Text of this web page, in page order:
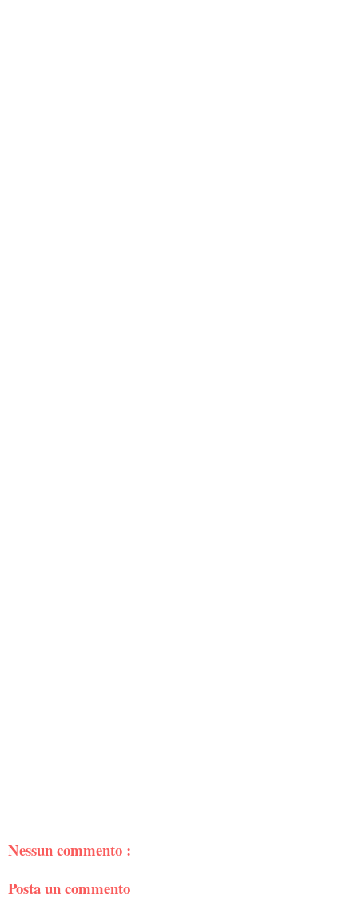
Nessun commento :
Posta un commento